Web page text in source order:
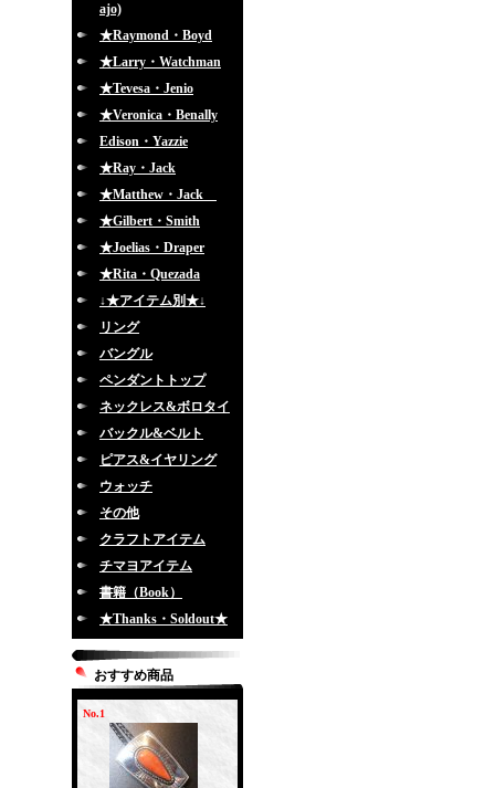
ajo)
★Raymond・Boyd
★Larry・Watchman
★Tevesa・Jenio
★Veronica・Benally
Edison・Yazzie
★Ray・Jack
★Matthew・Jack
★Gilbert・Smith
★Joelias・Draper
★Rita・Quezada
↓★アイテム別★↓
リング
バングル
ペンダントトップ
ネックレス&ボロタイ
バックル&ベルト
ピアス&イヤリング
ウォッチ
その他
クラフトアイテム
チマヨアイテム
書籍（Book）
★Thanks・Soldout★
おすすめ商品
No.1